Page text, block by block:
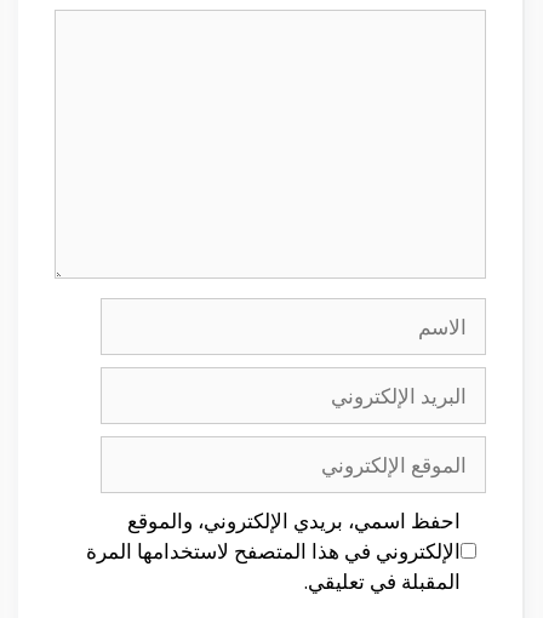
الإلكتروني
الإلكتروني
احفظ اسمي، بريدي الإلكتروني، والموقع
الإلكتروني في هذا المتصفح لاستخدامها المرة
المقبلة في تعليقي.